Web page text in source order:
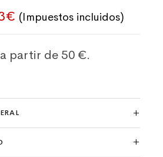
original era: 19,50€.
€ El precio actual es:
(Impuestos incluidos)
a partir de 50 €.